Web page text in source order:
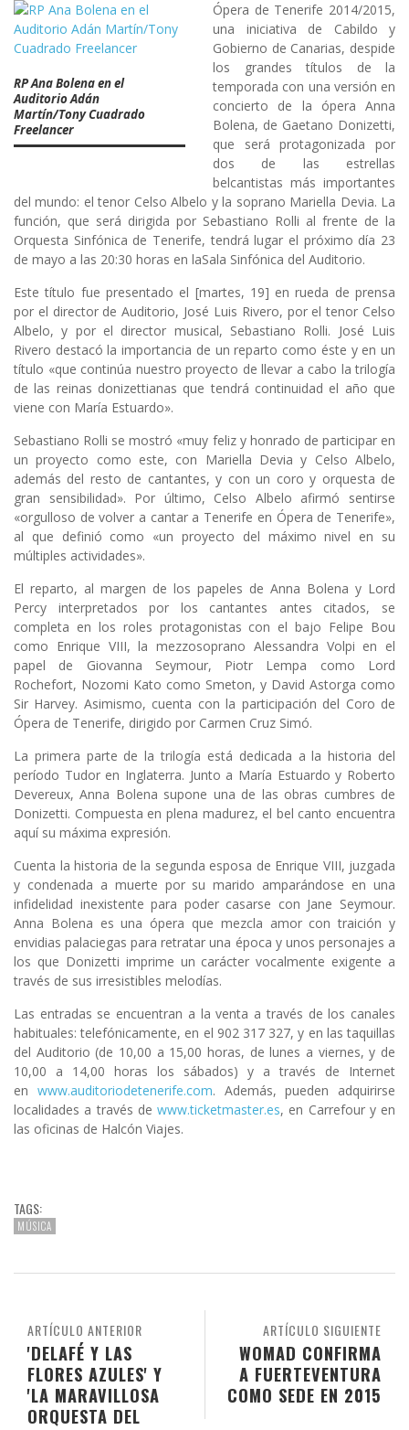
RP Ana Bolena en el
Auditorio Adán
Martín/Tony Cuadrado
Freelancer
Ópera de Tenerife 2014/2015,
una iniciativa de Cabildo y
Gobierno de Canarias, despide
los grandes títulos de la
temporada con una versión en
concierto de la ópera Anna
Bolena, de Gaetano Donizetti,
que será protagonizada por
dos de las estrellas
belcantistas más importantes
del mundo: el tenor Celso Albelo y la soprano Mariella Devia. La
función, que será dirigida por Sebastiano Rolli al frente de la
Orquesta Sinfónica de Tenerife, tendrá lugar el próximo día 23
de mayo a las 20:30 horas en laSala Sinfónica del Auditorio.
Este título fue presentado el [martes, 19] en rueda de prensa
por el director de Auditorio, José Luis Rivero, por el tenor Celso
Albelo, y por el director musical, Sebastiano Rolli. José Luis
Rivero destacó la importancia de un reparto como éste y en un
título «que continúa nuestro proyecto de llevar a cabo la trilogía
de las reinas donizettianas que tendrá continuidad el año que
viene con María Estuardo».
Sebastiano Rolli se mostró «muy feliz y honrado de participar en
un proyecto como este, con Mariella Devia y Celso Albelo,
además del resto de cantantes, y con un coro y orquesta de
gran sensibilidad». Por último, Celso Albelo afirmó sentirse
«orgulloso de volver a cantar a Tenerife en Ópera de Tenerife»,
al que definió como «un proyecto del máximo nivel en su
múltiples actividades».
El reparto, al margen de los papeles de Anna Bolena y Lord
Percy interpretados por los cantantes antes citados, se
completa en los roles protagonistas con el bajo Felipe Bou
como Enrique VIII, la mezzosoprano Alessandra Volpi en el
papel de Giovanna Seymour, Piotr Lempa como Lord
Rochefort, Nozomi Kato como Smeton, y David Astorga como
Sir Harvey. Asimismo, cuenta con la participación del Coro de
Ópera de Tenerife, dirigido por Carmen Cruz Simó.
La primera parte de la trilogía está dedicada a la historia del
período Tudor en Inglaterra. Junto a María Estuardo y Roberto
Devereux, Anna Bolena supone una de las obras cumbres de
Donizetti. Compuesta en plena madurez, el bel canto encuentra
aquí su máxima expresión.
Cuenta la historia de la segunda esposa de Enrique VIII, juzgada
y condenada a muerte por su marido amparándose en una
infidelidad inexistente para poder casarse con Jane Seymour.
Anna Bolena es una ópera que mezcla amor con traición y
envidias palaciegas para retratar una época y unos personajes a
los que Donizetti imprime un carácter vocalmente exigente a
través de sus irresistibles melodías.
Las entradas se encuentran a la venta a través de los canales
habituales: telefónicamente, en el 902 317 327, y en las taquillas
del Auditorio (de 10,00 a 15,00 horas, de lunes a viernes, y de
10,00 a 14,00 horas los sábados) y a través de Internet
en www.auditoriodetenerife.com. Además, pueden adquirirse
localidades a través de www.ticketmaster.es, en Carrefour y en
las oficinas de Halcón Viajes.
TAGS:
MÚSICA
ARTÍCULO SIGUIENTE
WOMAD CONFIRMA
A FUERTEVENTURA
COMO SEDE EN 2015
ARTÍCULO ANTERIOR
'DELAFÉ Y LAS
FLORES AZULES' Y
'LA MARAVILLOSA
ORQUESTA DEL